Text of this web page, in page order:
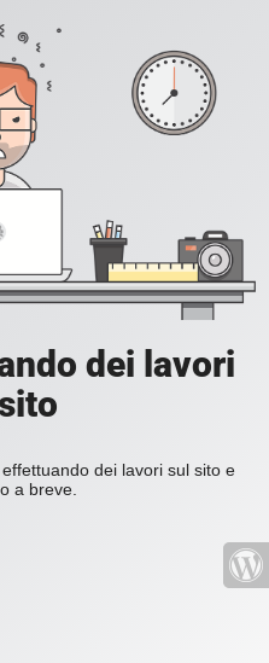
dei lavori
dei lavori sul sito e
a breve.